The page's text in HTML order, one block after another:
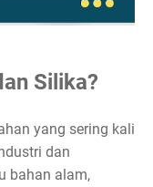
Silika?
yang sering kali
dan
bahan alam,